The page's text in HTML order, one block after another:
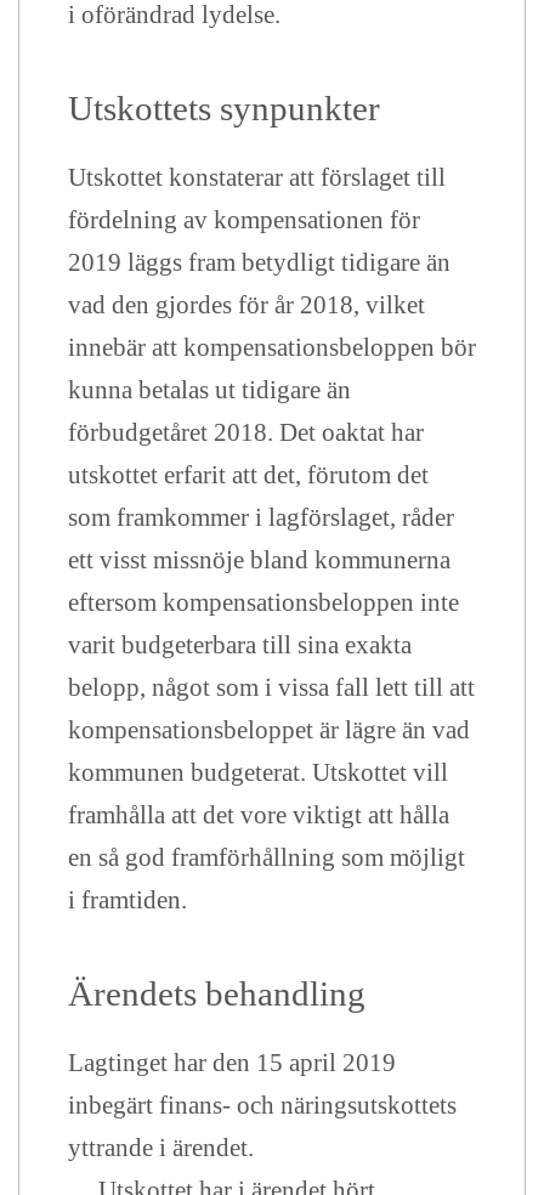
i oförändrad lydelse.
Utskottets synpunkter
Utskottet konstaterar att förslaget till
fördelning av kompensationen för
2019 läggs fram betydligt tidigare än
vad den gjordes för år 2018, vilket
innebär att kompensationsbeloppen bör
kunna betalas ut tidigare än
förbudgetåret 2018. Det oaktat har
utskottet erfarit att det, förutom det
som framkommer i lagförslaget, råder
ett visst missnöje bland kommunerna
eftersom kompensationsbeloppen inte
varit budgeterbara till sina exakta
belopp, något som i vissa fall lett till att
kompensationsbeloppet är lägre än vad
kommunen budgeterat. Utskottet vill
framhålla att det vore viktigt att hålla
en så god framförhållning som möjligt
i framtiden.
Ärendets behandling
Lagtinget har den 15 april 2019
inbegärt finans- och näringsutskottets
yttrande i ärendet.